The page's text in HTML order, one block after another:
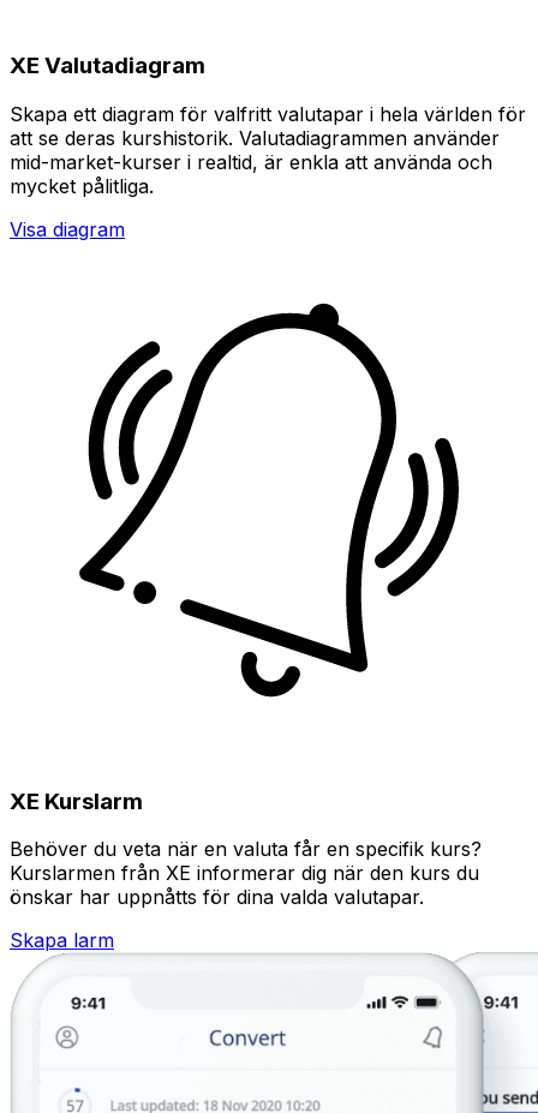
XE Valutadiagram
Skapa ett diagram för valfritt valutapar i hela världen för
att se deras kurshistorik. Valutadiagrammen använder
mid-market-kurser i realtid, är enkla att använda och
mycket pålitliga.
Visa diagram
XE Kurslarm
Behöver du veta när en valuta får en specifik kurs?
Kurslarmen från XE informerar dig när den kurs du
önskar har uppnåtts för dina valda valutapar.
Skapa larm